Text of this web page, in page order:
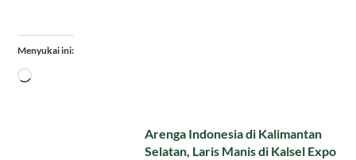
Menyukai ini:
Memuat...
Arenga Indonesia di Kalimantan
Selatan, Laris Manis di Kalsel Expo